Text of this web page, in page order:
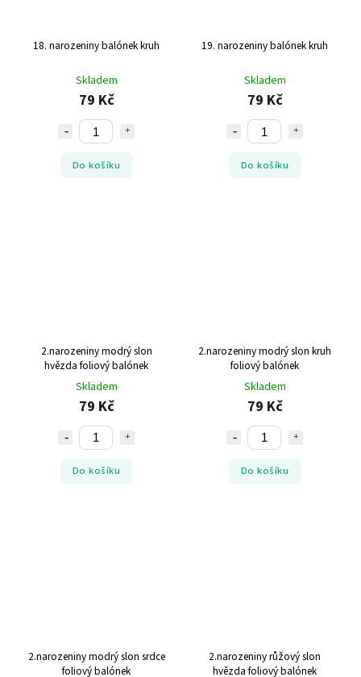
18. narozeniny balónek kruh
Skladem
79 Kč
Do košíku
19. narozeniny balónek kruh
Skladem
79 Kč
Do košíku
2.narozeniny modrý slon
hvězda foliový balónek
Skladem
79 Kč
Do košíku
2.narozeniny modrý slon kruh
foliový balónek
Skladem
79 Kč
Do košíku
2.narozeniny modrý slon srdce
foliový balónek
2.narozeniny růžový slon
hvězda foliový balónek